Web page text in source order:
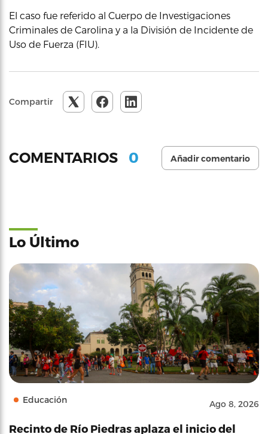
El caso fue referido al Cuerpo de Investigaciones
Criminales de Carolina y a la División de Incidente de
Uso de Fuerza (FIU).
Compartir
COMENTARIOS 0 Añadir comentario
Lo Último
Educación Ago 8, 2026
Recinto de Río Piedras aplaza el inicio del